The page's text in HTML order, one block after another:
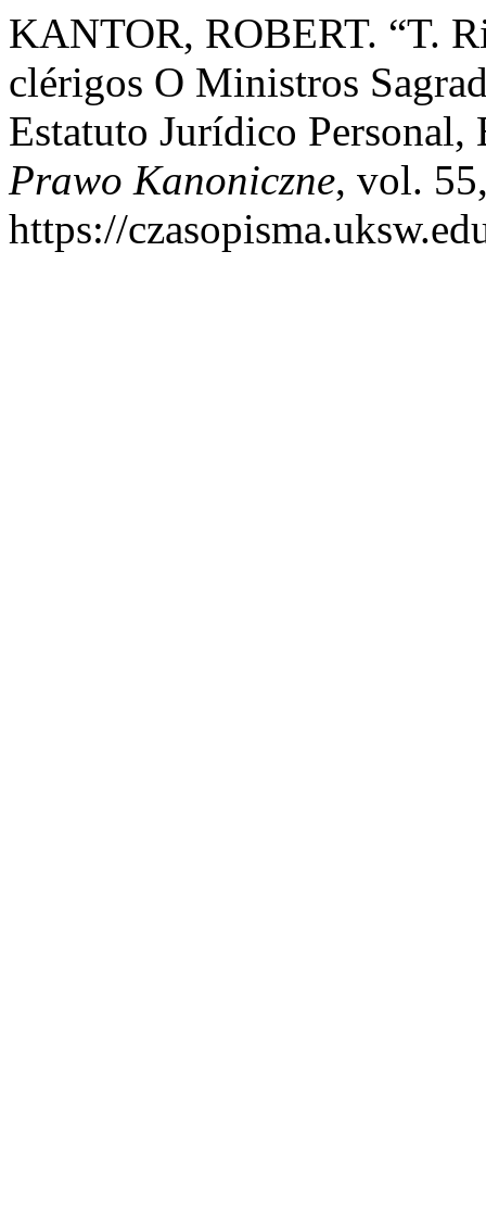
KANTOR, ROBERT. “T.
clérigos O Ministros
Estatuto Jurídico Personal,
Prawo Kanoniczne, vol.
https://